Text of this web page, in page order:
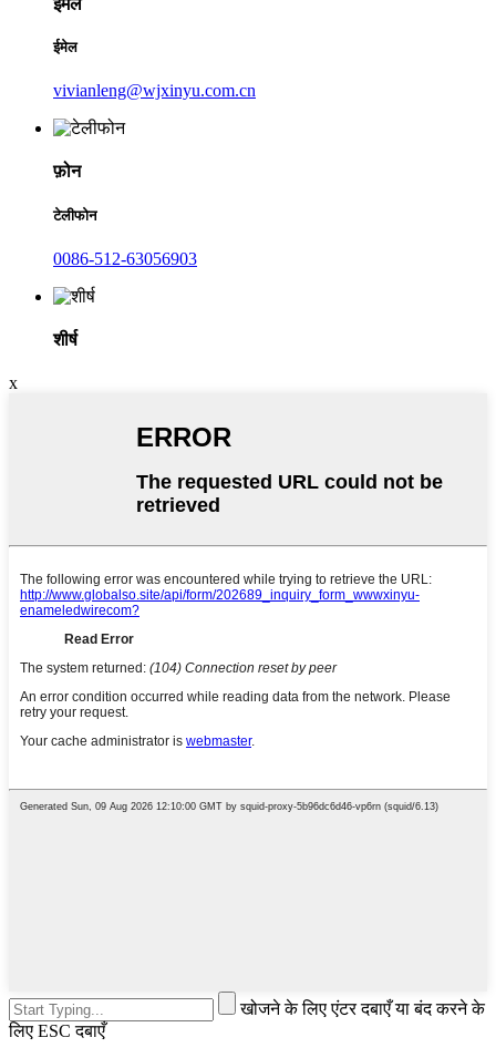
ईमेल
vivianleng@wjxinyu.com.cn
फ़ोन
टेलीफोन
0086-512-63056903
शीर्ष
x
खोजने के लिए एंटर दबाएँ या बंद करने के
लिए ESC दबाएँ